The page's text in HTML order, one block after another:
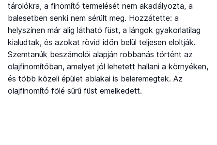
tárolókra, a finomító termelését nem akadályozta, a
balesetben senki nem sérült meg. Hozzátette: a
helyszínen már alig látható füst, a lángok gyakorlatilag
kialudtak, és azokat rövid időn belül teljesen eloltják.
Szemtanúk beszámolói alapján robbanás történt az
olajfinomítóban, amelyet jól lehetett hallani a környéken,
és több közeli épület ablakai is beleremegtek. Az
olajfinomító fölé sűrű füst emelkedett.